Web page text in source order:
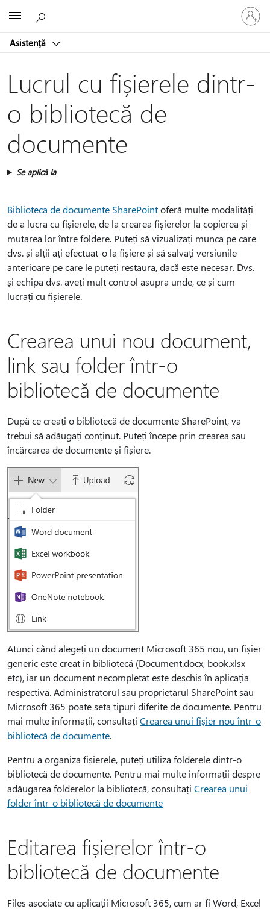
Asistență
vă
la
dvs.
Lucrul cu fișierele dintr-
o bibliotecă de
documente
Se aplică la
Biblioteca de documente SharePointoferă multe modalități
de a lucra cu fișierele, de la crearea fișierelor la copierea și
mutarea lor între foldere. Puteți să vizualizați munca pe care
dvs. și alții ați efectuat-o la fișiere și să salvați versiunile
anterioare pe care le puteți restaura, dacă este necesar. Dvs.
și echipa dvs. aveți mult control asupra unde, ce și cum
lucrați cu fișierele.
Crearea unui nou document,
link sau folder într-o
bibliotecă de documente
După ce creați o bibliotecă de documente SharePoint, va
trebui să adăugați conținut. Puteți începe prin crearea sau
încărcarea de documente și fișiere.
Atunci când alegeți un document Microsoft 365 nou, un fișier
generic este creat în bibliotecă (Document.docx, book.xlsx
etc), iar un document necompletat este deschis în aplicația
respectivă. Administratorul sau proprietarul SharePoint sau
Microsoft 365 poate seta tipuri diferite de documente. Pentru
mai multe informații, consultați Crearea unui fișier nou într-o
bibliotecă de documente.
Pentru a organiza fișierele, puteți utiliza folderele dintr-o
bibliotecă de documente. Pentru mai multe informații despre
adăugarea folderelor la bibliotecă, consultați Crearea unui
folder într-o bibliotecă de documente
Editarea fișierelor într-o
bibliotecă de documente
Files asociate cu aplicații Microsoft 365, cum ar fi Word, Excel